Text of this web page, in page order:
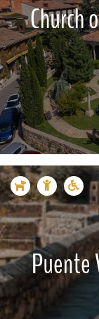
Church
Puente